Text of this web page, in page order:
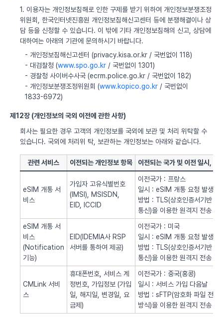
1. 이용자는 개인정보침해로 인한 구제를 받기 위하여 개인정보분쟁조정
위원회, 한국인터넷진흥원 개인정보침해신고센터 등에 분쟁해결이나 상
담 등을 신청할 수 있습니다. 이 밖에 기타 개인정보침해의 신고, 상담에
대하여는 아래의 기관에 문의하시기 바랍니다.
- 개인정보침해신고센터 (privacy.kisa.or.kr / 국번없이 118)
- 대검찰청 (www.spo.go.kr / 국번없이 1301)
- 경찰청 사이버수사국 (ecrm.police.go.kr / 국번없이 182)
- 개인정보분쟁조정위원회 (www.kopico.go.kr / 국번없이
1833-6972)
제12장 (개인정보의 국외 이전에 관한 사항)
회사는 필요한 경우 고객의 개인정보를 국외에 보관 및 처리 위탁할 수
있습니다. 국외에 처리위 탁, 보관하는 개인정보는 아래와 같습니다.
관련 서비스 이전되는 개인정보 항목 이전되는 국가 및 이전 일시, 방
eSIM 개통 서
비스
가입자 고유식별번호
(IMSI), MSISDN,
EID, ICCID
이전국가 : 프랑스
일시 : eSIM 개통 요청 발생시
방법 : TLS(상호인증서기반
통신)을 이용한 원격지 전송
eSIM 개통 서
비스
(Notification
기능)
EID(IDEMIA사 RSP
서버를 통하여 제공)
이전국가 : 미국
일시 : eSIM 개통 요청 발생시
방법 : TLS(상호인증서기반
통신)을 이용한 원격지 전송
CMLink 서비
스
휴대폰번호, 서비스 계
정번호, 가입정보 (가입
일, 해지일, 변경일, 요
금제)
이전국가 : 중국(홍콩)
일시 : 서비스 가입 다음날
방법 : sFTP(암호화 파일 전송
방식)을 이용한 원격지 전송